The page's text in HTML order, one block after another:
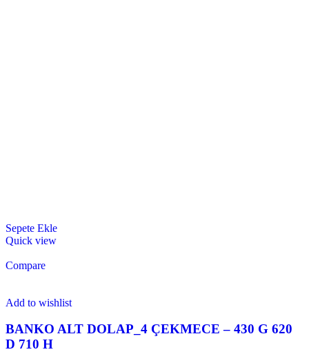
Sepete Ekle
Quick view
Compare
Add to wishlist
BANKO ALT DOLAP_4 ÇEKMECE – 430 G 620
D 710 H